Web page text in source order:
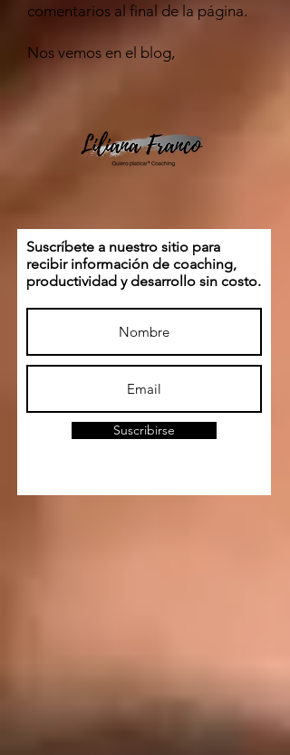
comentarios al final de la página.
Nos vemos en el blog,
Suscríbete a nuestro sitio para
recibir información de coaching,
productividad y desarrollo sin costo.
Suscribirse